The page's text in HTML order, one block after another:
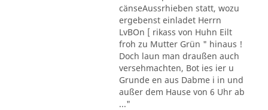
cänseAussrhieben statt, wozu
ergebenst einladet Herrn
LvBOn [ rikass von Huhn Eilt
froh zu Mutter Grün " hinaus !
Doch laun man draußen auch
versehmachten, Bot ies ier u
Grunde en aus Dabme i in und
außer dem Hause von 6 Uhr ab
..."